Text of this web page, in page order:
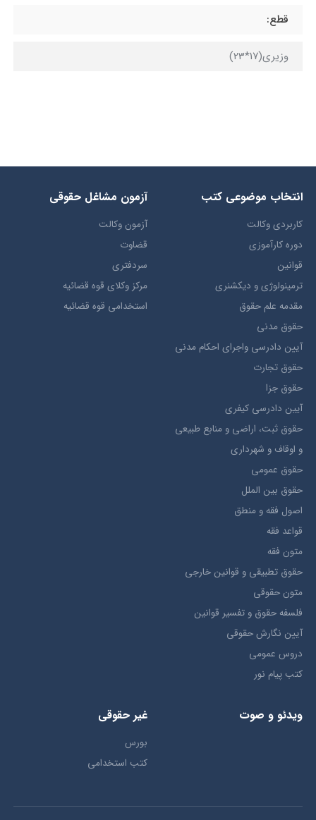
قطع:
وزیری(17*23)
انتخاب​ موضوعي​ کتب
کاربردی وکالت
دوره کارآموزی
قوانین
ترمينولوژي و ديکشنري
مقدمه علم حقوق
حقوق مدني
آيين دادرسي ​واجراي ​احکام ​مدني
حقوق تجارت
حقوق جزا
آيین دادرسی کیفری
حقوق ثبت، اراضي و منابع طبيعي
و اوقاف و شهرداری
حقوق عمومی
حقوق بين الملل
اصول فقه و منطق
قواعد فقه
متون فقه
حقوق تطبيقي و قوانین خارجی
متون حقوقي
فلسفه حقوق و تفسیر قوانین
آیین نگارش حقوقی
دروس عمومی
کتب پیام نور
آزمون مشاغل حقوقی
آزمون وکالت
قضاوت
سردفتری
مرکز وکلای قوه قضائیه
استخدامی قوه قضائیه
ویدئو و صوت غیر حقوقی
بورس
کتب استخدامی